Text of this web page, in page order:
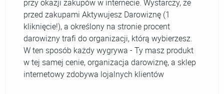
przy okazji zakupów w internecie. Wystarczy, że
przed zakupami Aktywujesz Darowiznę (1
kliknięcie!), a określony na stronie procent
darowizny trafi do organizacji, którą wybierzesz.
W ten sposób każdy wygrywa - Ty masz produkt
w tej samej cenie, organizacja darowiznę, a sklep
internetowy zdobywa lojalnych klientów